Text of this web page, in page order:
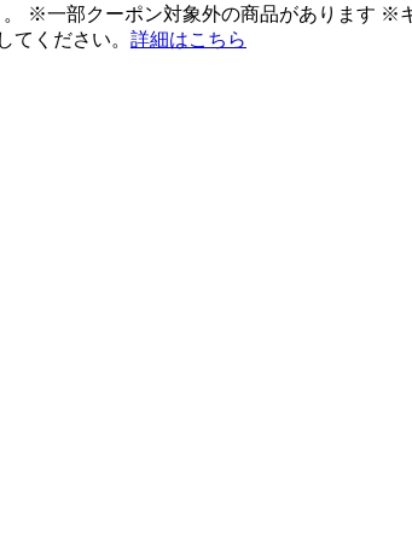
※一部クーポン対象外の商品があります
てください。 詳細はこちら